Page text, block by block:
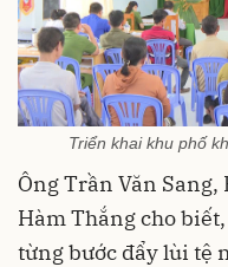
Triển khai khu phố
Ông Trần Văn
Hàm Thắng cho
từng bước đẩy lùi tệ